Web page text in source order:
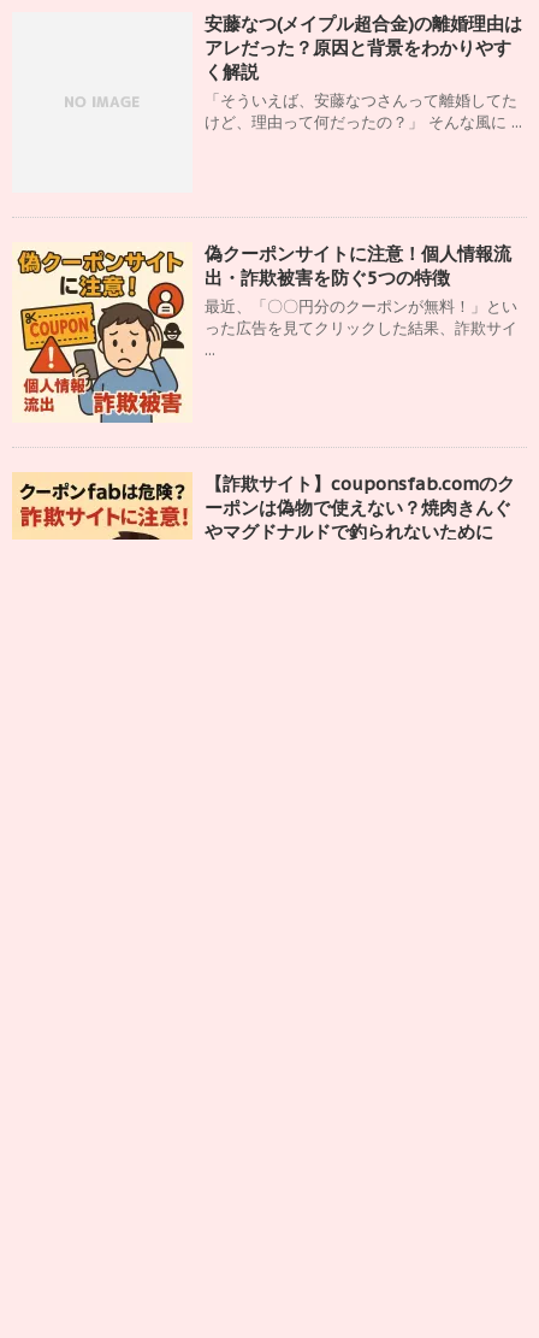
安藤なつ(メイプル超合金)の離婚理由は
アレだった？原因と背景をわかりやす
く解説
「そういえば、安藤なつさんって離婚してた
けど、理由って何だったの？」 そんな風に ...
偽クーポンサイトに注意！個人情報流
出・詐欺被害を防ぐ5つの特徴
最近、「〇〇円分のクーポンが無料！」とい
った広告を見てクリックした結果、詐欺サイ
...
【詐欺サイト】couponsfab.comのク
ーポンは偽物で使えない？焼肉きんぐ
やマグドナルドで釣られないために